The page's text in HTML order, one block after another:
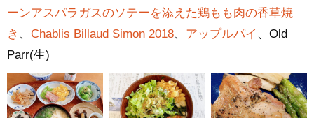
ーンアスパラガスのソテーを添えた鶏もも肉の香草焼
き 、 Chablis Billaud Simon 2018、 アップルパイ 、Old
Parr(生)